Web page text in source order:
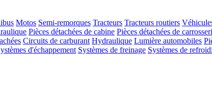
Motos Semi-remorques Tracteurs Tracteurs routiers
Pièces détachées de cabine Pièces détachées de
Circuits de carburant Hydraulique Lumière automobiles
d'échappement Systèmes de freinage Systèmes de